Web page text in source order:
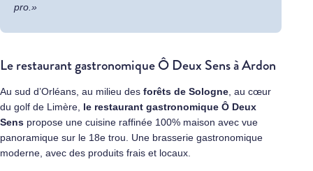
pro.»
Le restaurant gastronomique Ô Deux Sens à Ardon
Au sud d’Orléans, au milieu des forêts de Sologne , au cœur
du golf de Limère, le restaurant gastronomique Ô Deux
Sens propose une cuisine raffinée 100% maison avec vue
panoramique sur le 18e trou. Une brasserie gastronomique
moderne, avec des produits frais et locaux.